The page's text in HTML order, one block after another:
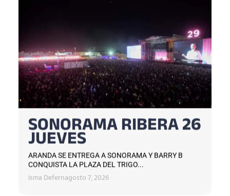
SONORAMA RIBERA 26
JUEVES
ARANDA SE ENTREGA A SONORAMA Y BARRY B
CONQUISTA LA PLAZA DEL TRIGO...
Isma Defernagosto 7, 2026